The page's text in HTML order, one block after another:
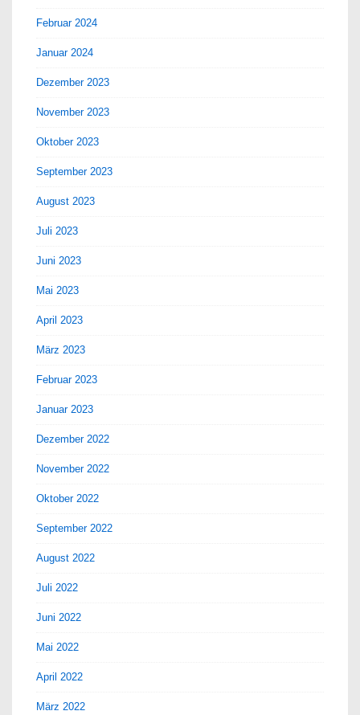
Februar 2024
Januar 2024
Dezember 2023
November 2023
Oktober 2023
September 2023
August 2023
Juli 2023
Juni 2023
Mai 2023
April 2023
März 2023
Februar 2023
Januar 2023
Dezember 2022
November 2022
Oktober 2022
September 2022
August 2022
Juli 2022
Juni 2022
Mai 2022
April 2022
März 2022